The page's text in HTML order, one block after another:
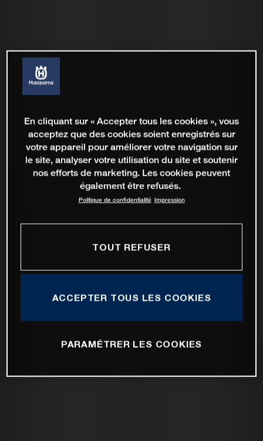
En cliquant sur « Accepter tous les cookies », vous
acceptez que des cookies soient enregistrés sur
votre appareil pour améliorer votre navigation sur
le site, analyser votre utilisation du site et soutenir
nos efforts de marketing. Les cookies peuvent
également être refusés.
Politique de confidentialité Impression
TOUT REFUSER
ACCEPTER TOUS LES COOKIES
PARAMÉTRER LES COOKIES